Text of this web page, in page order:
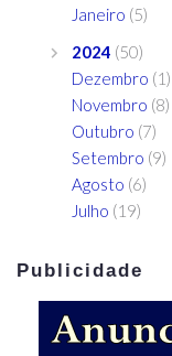
Janeiro (5)
2024 (50)
Dezembro (1)
Novembro (8)
Outubro (7)
Setembro (9)
Agosto (6)
Julho (19)
Publicidade